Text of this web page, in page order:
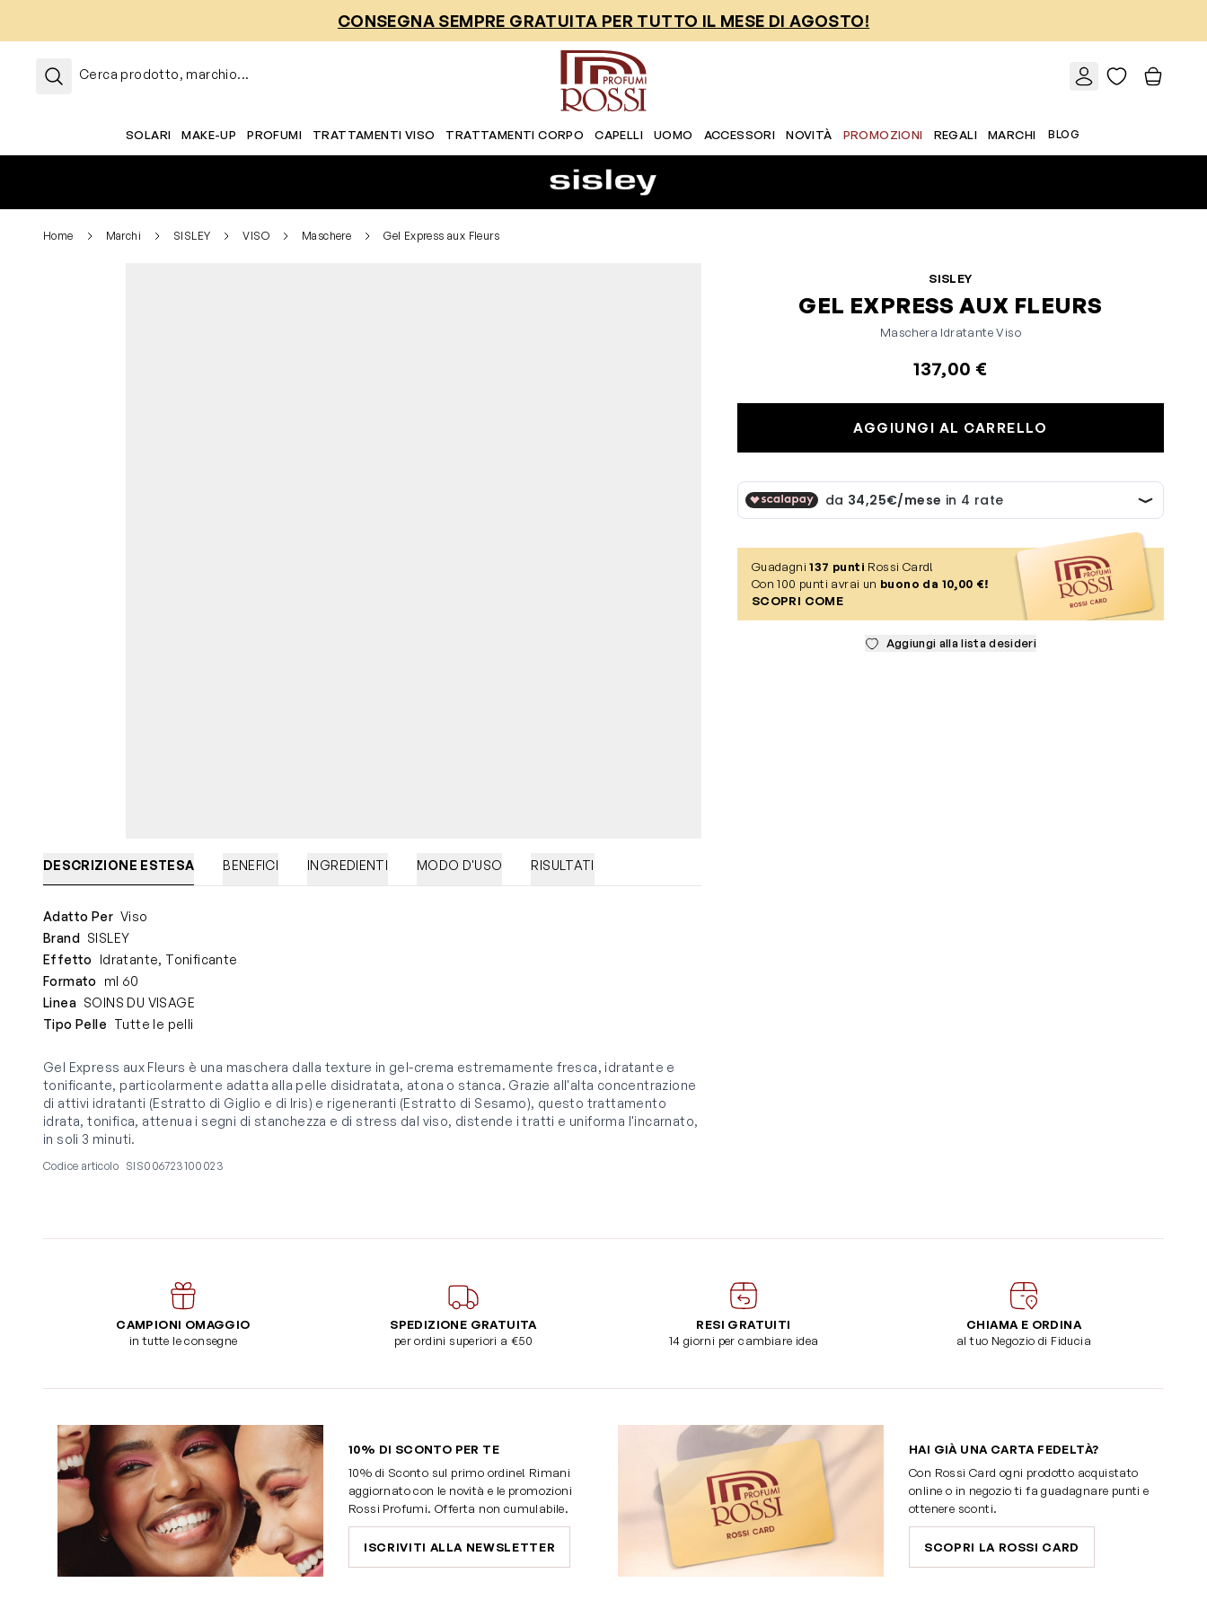
CONSEGNA SEMPRE GRATUITA PER TUTTO IL MESE DI AGOSTO!
Cerca prodotto, marchio...
SOLARI MAKE-UP PROFUMI TRATTAMENTI VISO TRATTAMENTI CORPO CAPELLI UOMO ACCESSORI NOVITÀ PROMOZIONI REGALI MARCHI BLOG
Home Marchi SISLEY VISO Maschere Gel Express aux Fleurs
SISLEY
GEL EXPRESS AUX FLEURS
Maschera Idratante Viso
137,00 €
AGGIUNGI AL CARRELLO
Guadagni137 punti Rossi Card!
Con 100 punti avrai un buono da 10,00 €!
SCOPRI COME
Aggiungi alla lista desideri
DESCRIZIONE ESTESA BENEFICI INGREDIENTI MODO D'USO RISULTATI
Adatto Per Viso
Brand SISLEY
Effetto
Idratante, Tonificante
Formato
ml 60
Linea SOINS DU VISAGE
Tipo Pelle Tutte le pelli
Gel Express aux Fleurs è una maschera dalla texture in gel-crema estremamente fresca, idratante e
tonificante, particolarmente adatta alla pelle disidratata, atona o stanca. Grazie all'alta concentrazione
di attivi idratanti (Estratto di Giglio e di Iris) e rigeneranti (Estratto di Sesamo), questo trattamento
idrata, tonifica, attenua i segni di stanchezza e di stress dal viso, distende i tratti e uniforma l'incarnato,
in soli 3 minuti.
Codice articolo SIS006723100023
CAMPIONI OMAGGIO
in tutte le consegne
SPEDIZIONE GRATUITA
per ordini superiori a €50
RESI GRATUITI
14 giorni per cambiare idea
CHIAMA E ORDINA
al tuo Negozio di Fiducia
10% DI SCONTO PER TE
10% di Sconto sul primo ordine! Rimani
aggiornato con le novità e le promozioni
Rossi Profumi. Offerta non cumulabile.
ISCRIVITI ALLA NEWSLETTER
HAI GIÀ UNA CARTA FEDELTÀ?
Con Rossi Card ogni prodotto acquistato
online o in negozio ti fa guadagnare punti e
ottenere sconti.
SCOPRI LA ROSSI CARD